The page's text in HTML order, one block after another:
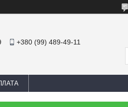
+380 (99) 489-49-11